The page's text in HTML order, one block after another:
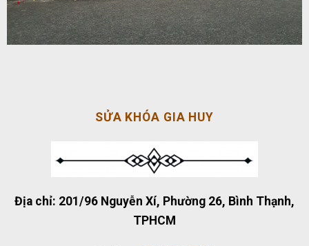
SỬA KHÓA GIA HUY
Địa chỉ: 201/96 Nguyễn Xí, Phường 26, Bình Thạnh,
TPHCM